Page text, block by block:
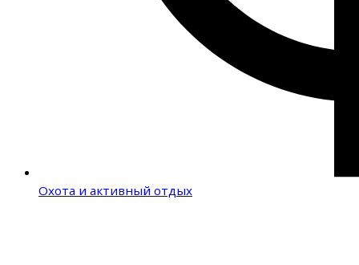
Охота и активный отдых